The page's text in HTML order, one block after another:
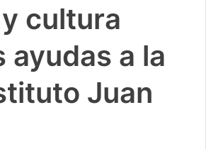
cultura
ayudas a la
Juan